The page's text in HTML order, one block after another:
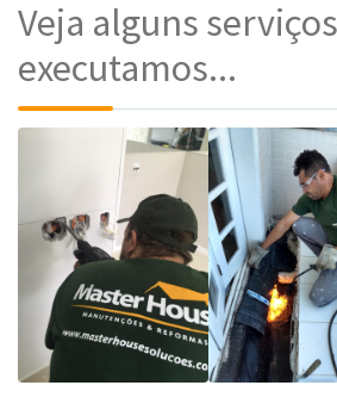
Veja alguns
executamos...